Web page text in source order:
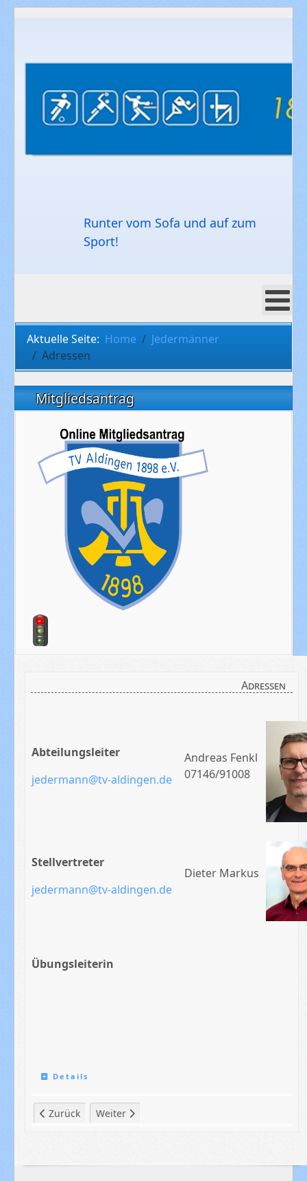
Runter vom Sofa und auf zum
Sport!
Aktuelle Seite: Home
Jedermänner
Adressen
Mitgliedsantrag
Adressen
Abteilungsleiter
jedermann@tv-aldingen.de
Andreas Fenkl
07146/91008
Stellvertreter
jedermann@tv-aldingen.de
Dieter Markus
Übungsleiterin
Details
Vorheriger Beitrag: Trainingszeiten
Zurück Nächster Beitrag: Jedermänner
Weiter